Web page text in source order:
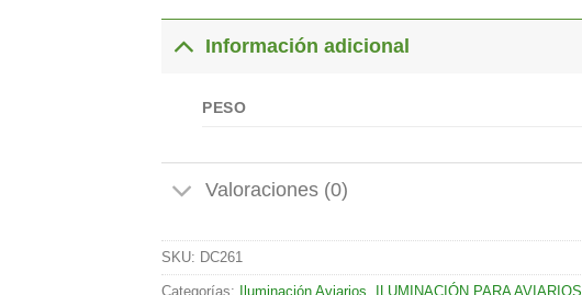
Información adicional
PESO
Valoraciones (0)
SKU: DC261
Categorías: Iluminación Aviarios ILUMINACIÓN PARA AVIARIOS